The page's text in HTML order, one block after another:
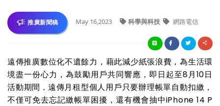
推廣新聞稿 May 16,2023 科學與科技 網路電信
遠傳推廣數位化不遺餘力，藉此減少紙張浪費，為生活環
境盡一份心力，為鼓勵用戶共同響應，即日起至8月10日
活動期間 ， 遠傳月租型個人用戶只要辦理帳單自動扣繳，
不僅可免去忘記繳帳單困擾，還有機會抽中iPhone 14 P